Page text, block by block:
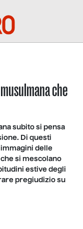
che
subito si pensa
Di questi
immagini delle
si mescolano
estive degli
pregiudizio su